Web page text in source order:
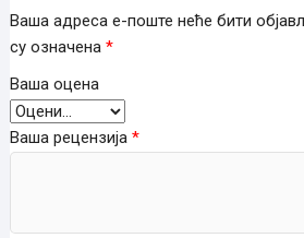
Ваша адреса е-поште неће бити
су означена *
Ваша оцена
Ваша рецензија *